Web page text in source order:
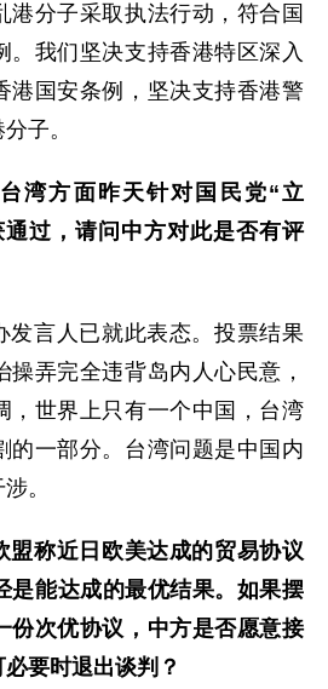
港分子采取执法行动，符合国
。我们坚决支持香港特区深入
港国安条例，坚决支持香港警
子。
湾方面昨天针对国民党“立
过，请问中方对此是否有评
发言人已就此表态。投票结果
操弄完全违背岛内人心民意，
，世界上只有一个中国，台湾
的一部分。台湾问题是中国内
。
盟称近日欧美达成的贸易协议
是能达成的最优结果。如果摆
份次优协议，中方是否愿意接
要时退出谈判？